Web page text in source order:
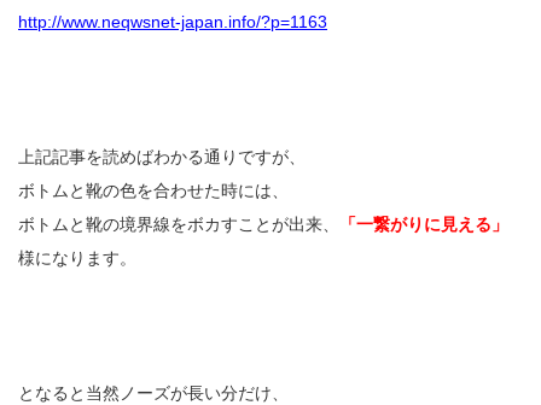
http://www.neqwsnet-japan.info/?p=1163
上記記事を読めばわかる通りですが、
ボトムと靴の色を合わせた時には、
ボトムと靴の境界線をボカすことが出来、
「一繋がりに見える」
様になります。
となると当然ノーズが長い分だけ、